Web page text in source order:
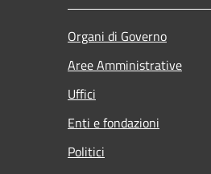
Organi di Governo
Aree Amministrative
Uffici
Enti e fondazioni
Politici